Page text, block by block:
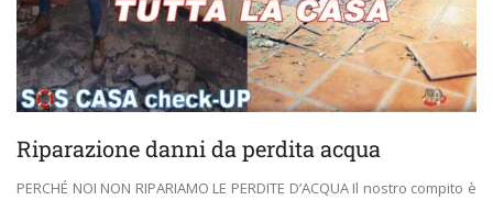
Riparazione danni da perdita acqua
PERCHÉ NOI NON RIPARIAMO LE PERDITE D’ACQUA Il nostro compito è